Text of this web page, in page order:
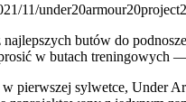
butów do
w butach
pierwszej sylwetce, Under